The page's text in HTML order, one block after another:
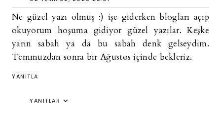
Ne güzel yazı olmuş :) işe giderken blogları açıp
okuyorum hoşuma gidiyor güzel yazılar. Keşke
yarın sabah ya da bu sabah denk gelseydim.
Temmuzdan sonra bir Ağustos içinde bekleriz.
YANITLA
YANITLAR